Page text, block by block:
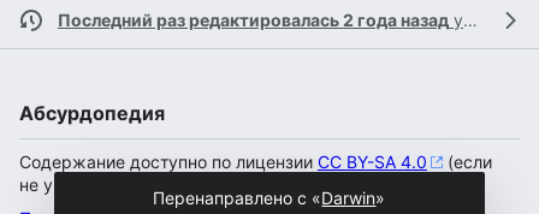
Последний раз редактировалась 2 года назад участником
Абсурдопедия
Содержание доступно по лицензии CC BY-SA 4.0
(если
не указано иное).
Перенаправлено с «Darwin»